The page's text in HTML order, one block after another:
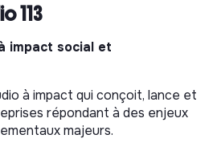
113
impact social et
à impact qui conçoit, lance et
répondant à des enjeux
majeurs.